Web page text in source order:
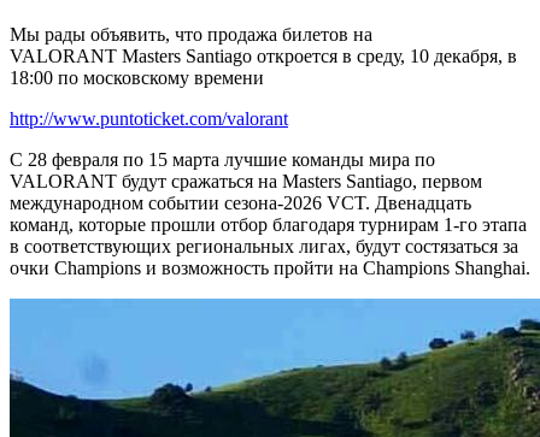
Мы рады объявить, что продажа билетов на
VALORANT Masters Santiago откроется в среду, 10 декабря, в
18:00 по московскому времени
http://www.puntoticket.com/valorant
С 28 февраля по 15 марта лучшие команды мира по
VALORANT будут сражаться на Masters Santiago, первом
международном событии сезона-2026 VCT. Двенадцать
команд, которые прошли отбор благодаря турнирам 1-го этапа
в соответствующих региональных лигах, будут состязаться за
очки Champions и возможность пройти на Champions Shanghai.